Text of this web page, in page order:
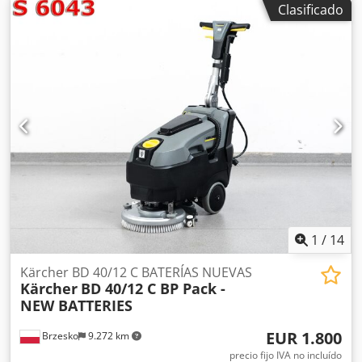
Clasificado
1 / 14
Brzesko 9.272 km
Kärcher BD 40/12 C BATERÍAS NUEVAS
Kärcher BD 40/12 C BP Pack -
NEW BATTERIES
EUR 1.800
precio fijo IVA no incluído